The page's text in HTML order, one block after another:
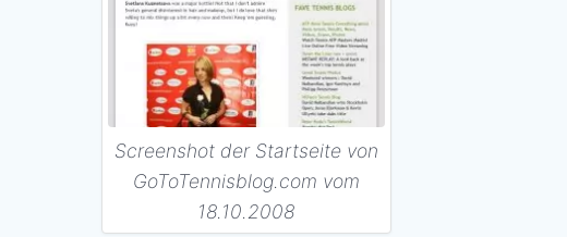
Screenshot der Startseite von
GoToTennisblog.com vom
18.10.2008